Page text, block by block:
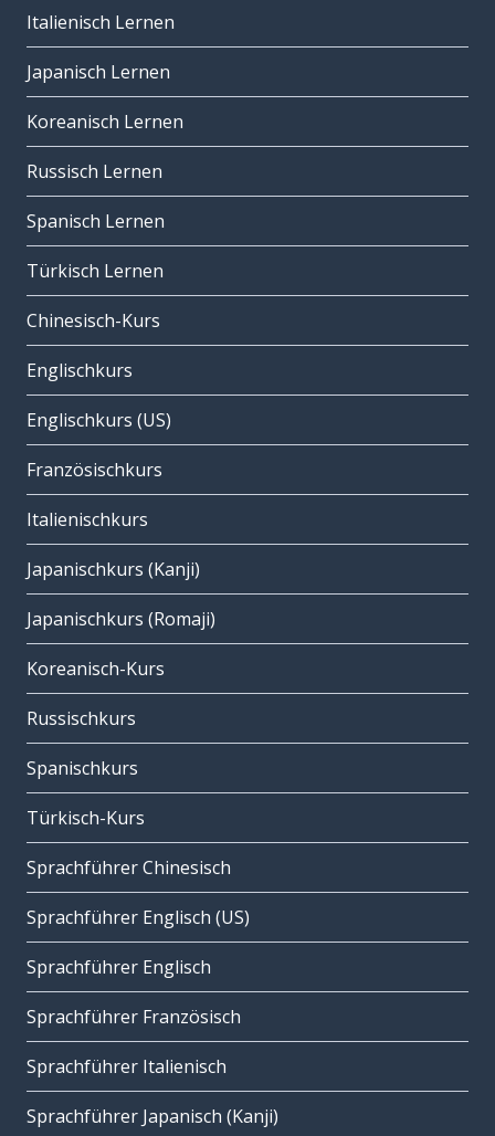
Italienisch Lernen
Japanisch Lernen
Koreanisch Lernen
Russisch Lernen
Spanisch Lernen
Türkisch Lernen
Chinesisch-Kurs
Englischkurs
Englischkurs (US)
Französischkurs
Italienischkurs
Japanischkurs (Kanji)
Japanischkurs (Romaji)
Koreanisch-Kurs
Russischkurs
Spanischkurs
Türkisch-Kurs
Sprachführer Chinesisch
Sprachführer Englisch (US)
Sprachführer Englisch
Sprachführer Französisch
Sprachführer Italienisch
Sprachführer Japanisch (Kanji)